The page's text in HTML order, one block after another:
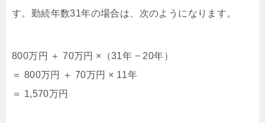
す。勤続年数31年の場合は、次のようになります。
800万円 ＋ 70万円 ×（31年 − 20年）
＝ 800万円 ＋ 70万円 × 11年
＝ 1,570万円